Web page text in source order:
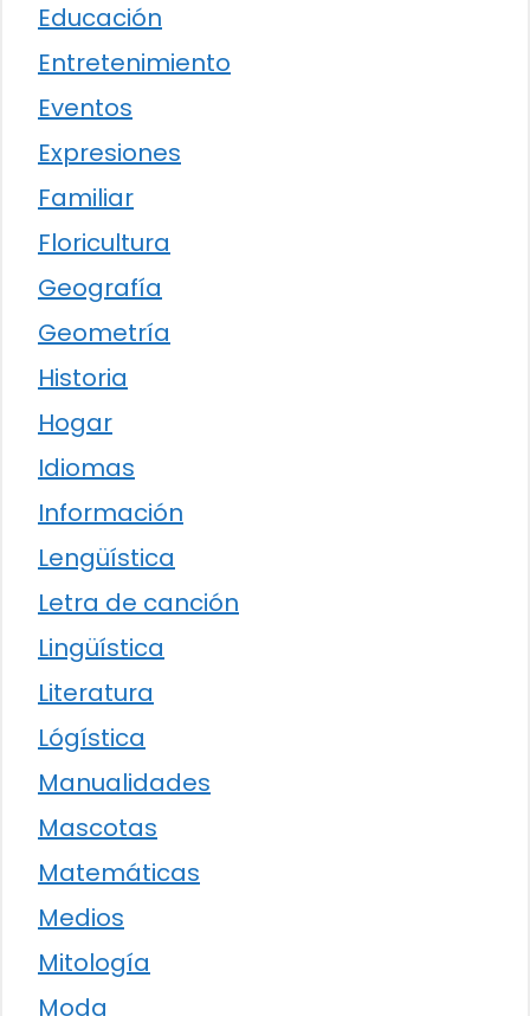
Educación
Entretenimiento
Eventos
Expresiones
Familiar
Floricultura
Geografía
Geometría
Historia
Hogar
Idiomas
Información
Lengüística
Letra de canción
Lingüística
Literatura
Lógística
Manualidades
Mascotas
Matemáticas
Medios
Mitología
Moda